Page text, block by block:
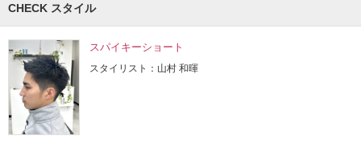
CHECK スタイル
スパイキーショート
スタイリスト：山村 和暉